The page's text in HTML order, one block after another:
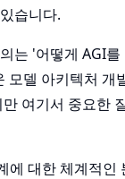
습니다.
는 '어떻게 AGI
델 아키텍처
여기서 중요한
에 대한 체계적